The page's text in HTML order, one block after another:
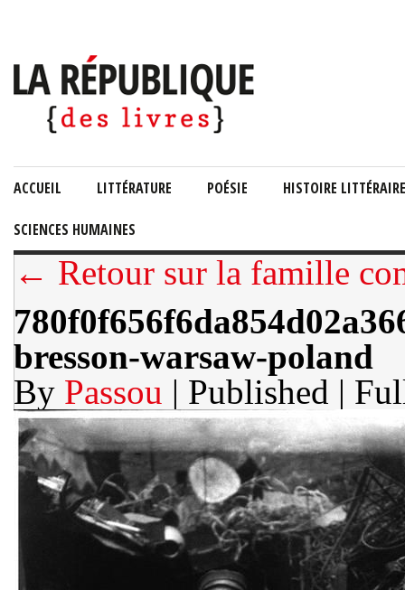
ACCUEIL LITTÉRATURE POÉSIE HISTOIRE LITTÉRAIRE
SCIENCES HUMAINES
← Retour sur la famille
bresson-warsaw-poland
By Passou | Published |